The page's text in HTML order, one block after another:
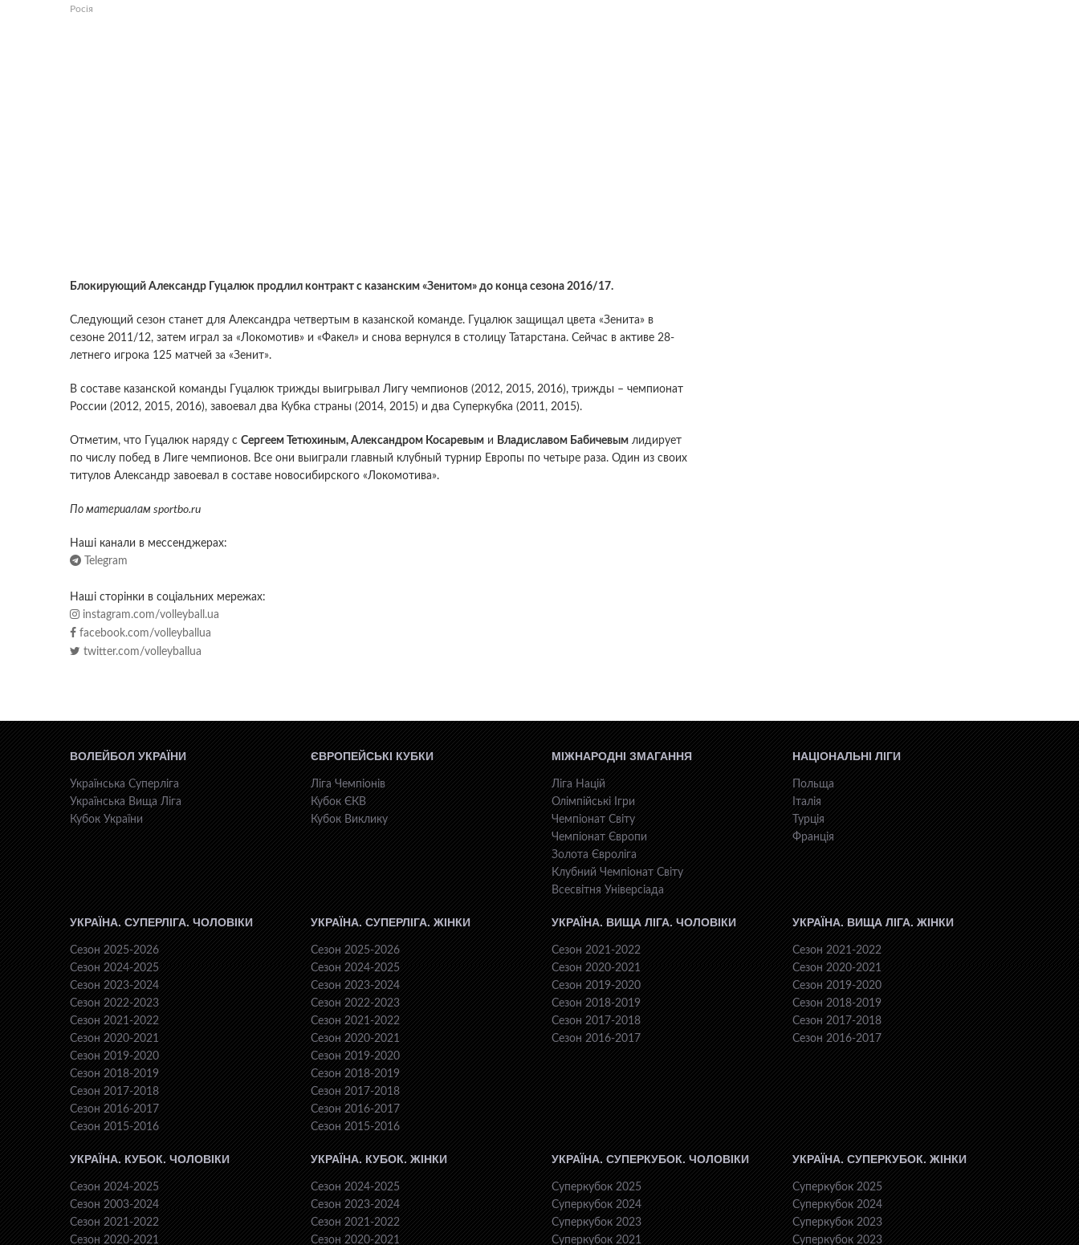
Росія
Блокирующий Александр Гуцалюк продлил контракт с казанским «Зенитом» до конца сезона 2016/17.
Следующий сезон станет для Александра четвертым в казанской команде. Гуцалюк защищал цвета «Зенита» в
сезоне 2011/12, затем играл за «Локомотив» и «Факел» и снова вернулся в столицу Татарстана. Сейчас в активе 28-
летнего игрока 125 матчей за «Зенит».
В составе казанской команды Гуцалюк трижды выигрывал Лигу чемпионов (2012, 2015, 2016), трижды – чемпионат
России (2012, 2015, 2016), завоевал два Кубка страны (2014, 2015) и два Суперкубка (2011, 2015).
Отметим, что Гуцалюк наряду с Сергеем Тетюхиным, Александром Косаревым и Владиславом Бабичевым лидирует
по числу побед в Лиге чемпионов. Все они выиграли главный клубный турнир Европы по четыре раза. Один из своих
титулов Александр завоевал в составе новосибирского «Локомотива».
По материалам sportbo.ru
Наші канали в мессенджерах:
Telegram
Наші сторінки в соціальних мережах:
instagram.com/volleyball.ua
facebook.com/volleyballua
twitter.com/volleyballua
ВОЛЕЙБОЛ УКРАЇНИ
Українська Суперліга
Українська Вища Ліга
Кубок України
ЄВРОПЕЙСЬКІ КУБКИ
Ліга Чемпіонів
Кубок ЄКВ
Кубок Виклику
МІЖНАРОДНІ ЗМАГАННЯ
Ліга Націй
Олімпійські Ігри
Чемпіонат Світу
Чемпіонат Європи
Золота Євроліга
Клубний Чемпіонат Світу
Всесвiтня Унiверсiaда
НАЦІОНАЛЬНІ ЛІГИ
Польща
Італія
Турція
Франція
УКРАЇНА. СУПЕРЛІГА. ЧОЛОВІКИ
Сезон 2025-2026
Сезон 2024-2025
Сезон 2023-2024
Сезон 2022-2023
Сезон 2021-2022
Сезон 2020-2021
Сезон 2019-2020
Сезон 2018-2019
Сезон 2017-2018
Сезон 2016-2017
Сезон 2015-2016
УКРАЇНА. СУПЕРЛІГА. ЖІНКИ
Сезон 2025-2026
Сезон 2024-2025
Сезон 2023-2024
Сезон 2022-2023
Сезон 2021-2022
Сезон 2020-2021
Сезон 2019-2020
Сезон 2018-2019
Сезон 2017-2018
Сезон 2016-2017
Сезон 2015-2016
УКРАЇНА. ВИЩА ЛІГА. ЧОЛОВІКИ
Сезон 2021-2022
Сезон 2020-2021
Сезон 2019-2020
Сезон 2018-2019
Сезон 2017-2018
Сезон 2016-2017
УКРАЇНА. ВИЩА ЛІГА. ЖІНКИ
Сезон 2021-2022
Сезон 2020-2021
Сезон 2019-2020
Сезон 2018-2019
Сезон 2017-2018
Сезон 2016-2017
УКРАЇНА. КУБОК. ЧОЛОВІКИ
Сезон 2024-2025
Сезон 2003-2024
Сезон 2021-2022
Сезон 2020-2021
УКРАЇНА. КУБОК. ЖІНКИ
Сезон 2024-2025
Сезон 2023-2024
Сезон 2021-2022
Сезон 2020-2021
УКРАЇНА. СУПЕРКУБОК. ЧОЛОВІКИ
Суперкубок 2025
Суперкубок 2024
Суперкубок 2023
Суперкубок 2021
УКРАЇНА. СУПЕРКУБОК. ЖІНКИ
Суперкубок 2025
Суперкубок 2024
Суперкубок 2023
Суперкубок 2023